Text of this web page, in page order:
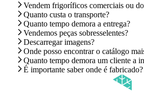
Vendem frigoríficos comerciais ou
Quanto custa o transporte?
Quanto tempo demora a entrega?
Vendemos peças sobresselentes?
Descarregar imagens?
Onde posso encontrar o catálogo
Quanto tempo demora um cliente a
É importante saber onde é fabricado?